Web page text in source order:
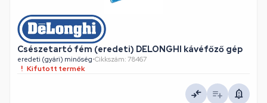
Csészetartó fém (eredeti) DELONGHI kávéfőző gép
eredeti (gyári) minőség•Cikkszám: 78467
Kifutott termék